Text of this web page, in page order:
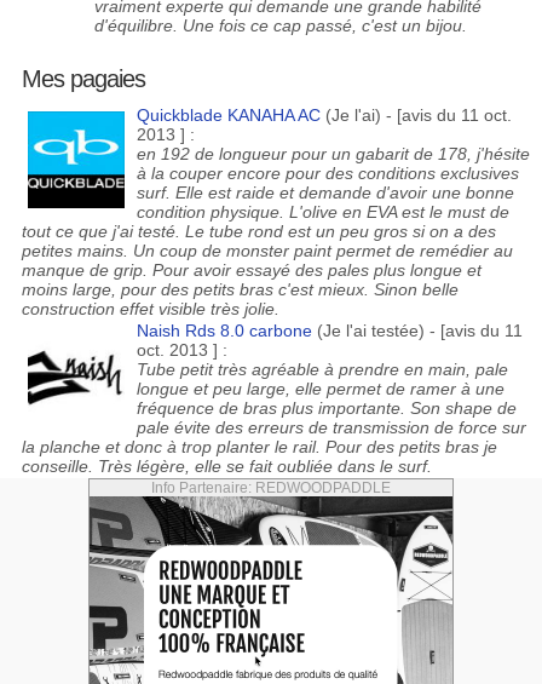
vraiment experte qui demande une grande habilité
d'équilibre. Une fois ce cap passé, c'est un bijou.
Mes pagaies
Quickblade KANAHA AC(Je l'ai) - [avis du 11 oct.
2013 ] :
en 192 de longueur pour un gabarit de 178, j'hésite
à la couper encore pour des conditions exclusives
surf. Elle est raide et demande d'avoir une bonne
condition physique. L'olive en EVA est le must de
tout ce que j'ai testé. Le tube rond est un peu gros si on a des
petites mains. Un coup de monster paint permet de remédier au
manque de grip. Pour avoir essayé des pales plus longue et
moins large, pour des petits bras c'est mieux. Sinon belle
construction effet visible très jolie.
Naish Rds 8.0 carbone(Je l'ai testée) - [avis du 11
oct. 2013 ] :
Tube petit très agréable à prendre en main, pale
longue et peu large, elle permet de ramer à une
fréquence de bras plus importante. Son shape de
pale évite des erreurs de transmission de force sur
la planche et donc à trop planter le rail. Pour des petits bras je
conseille. Très légère, elle se fait oubliée dans le surf.
Info Partenaire: REDWOODPADDLE